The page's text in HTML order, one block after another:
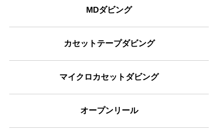
MDダビング
カセットテープダビング
マイクロカセットダビング
オープンリール